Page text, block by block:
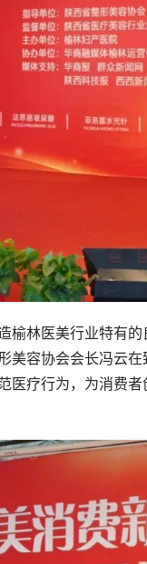
榆林医美行业特有
美容协会会长冯云
医疗行为，为消费